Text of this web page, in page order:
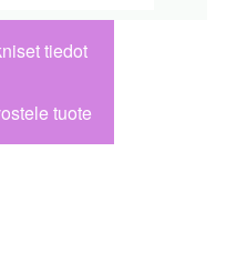
tiedot
tuote